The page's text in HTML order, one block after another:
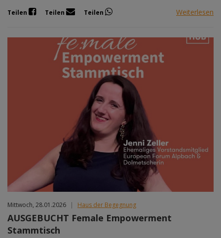
Teilen Teilen Teilen Weiterlesen
Mittwoch, 28.01.2026 | Haus der Begegnung
AUSGEBUCHT Female Empowerment
Stammtisch